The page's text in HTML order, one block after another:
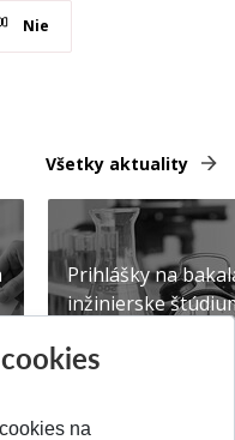
Nie
Všetky aktuality
Prihlášky na
inžinierske
Publikované
na